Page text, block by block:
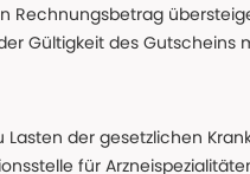
Gültigkeit des Gutscheins
der gesetzlichen
für